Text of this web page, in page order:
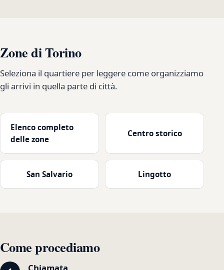
Zone di Torino
Seleziona il quartiere per leggere come organizziamo
gli arrivi in quella parte di città.
Elenco completo
delle zone
Centro storico
San Salvario Lingotto
Come procediamo